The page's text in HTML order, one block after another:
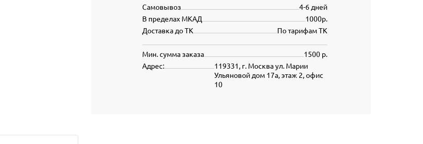
4-6 дней
Самовывоз
1000р.
В пределах МКАД
По тарифам ТК
Доставка до ТК
1500 р.
Мин. сумма заказа
119331, г. Москва ул. Марии
Ульяновой дом 17а, этаж 2, офис
10
Адрес: